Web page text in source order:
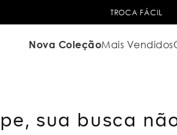
TROCA FÁCIL
Nova ColeçãoMais Vendidos
sua busca